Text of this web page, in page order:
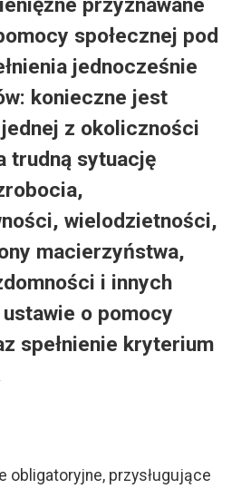
społecznej pod
jednocześnie
konieczne jest
z okoliczności
trudną sytuację
wielodzietności,
macierzyństwa,
i innych
o pomocy
spełnienie kryterium
obligatoryjne, przysługujące